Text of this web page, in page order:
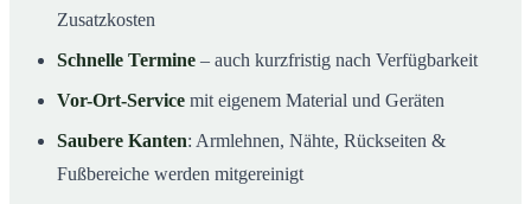
Zusatzkosten
Schnelle Termine – auch kurzfristig nach Verfügbarkeit
Vor-Ort-Service mit eigenem Material und Geräten
Saubere Kanten: Armlehnen, Nähte, Rückseiten &
Fußbereiche werden mitgereinigt